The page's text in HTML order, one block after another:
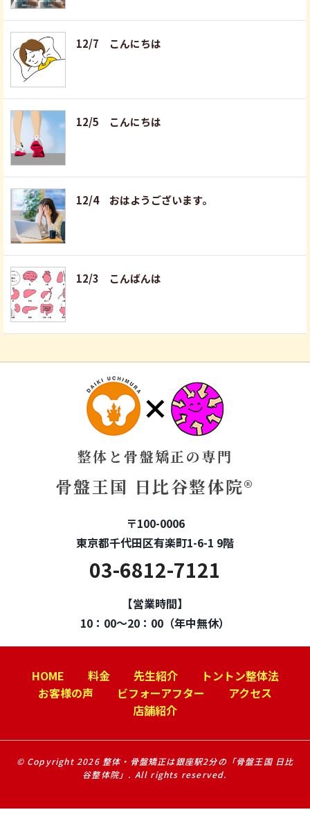
12/7 こんにちは
12/5 こんにちは
12/4 おはようございます。
12/3 こんばんは
整体と骨盤矯正の専門
骨盤王国 日比谷整体院®
〒100-0006
東京都千代田区有楽町1-6-1 9階
03-6812-7121
【営業時間】
10：00～20：00（年中無休）
HOME 料金 先生紹介
トントン整体法
お客様の声
ビフォーアフター
アクセス
店舗紹介
© Copyright 2026 整体・骨盤矯正は銀座駅2分の「骨盤王国 日比
谷整体院」. All rights reserved.